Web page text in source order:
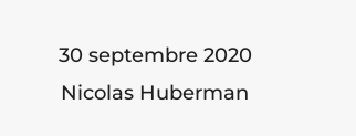
30 septembre 2020
Nicolas Huberman